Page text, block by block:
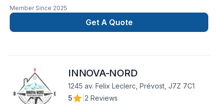
Member Since 2025
Get A Quote
INNOVA-NORD
1245 av. Felix Leclerc, Prévost, J7Z 7C1
5
2 Reviews